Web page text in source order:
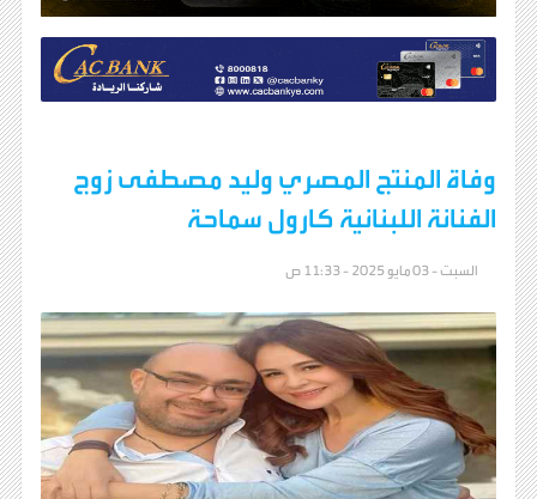
وفاة المنتج المصري وليد مصطفى زوج
الفنانة اللبنانية كارول سماحة
السبت - 03 مايو 2025 - 11:33 ص